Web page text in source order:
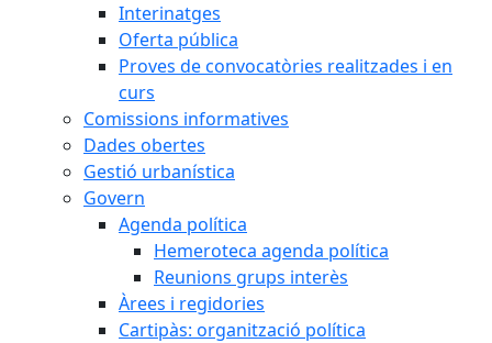
Interinatges
Oferta pública
Proves de convocatòries realitzades i en
curs
Comissions informatives
Dades obertes
Gestió urbanística
Govern
Agenda política
Hemeroteca agenda política
Reunions grups interès
Àrees i regidories
Cartipàs: organització política